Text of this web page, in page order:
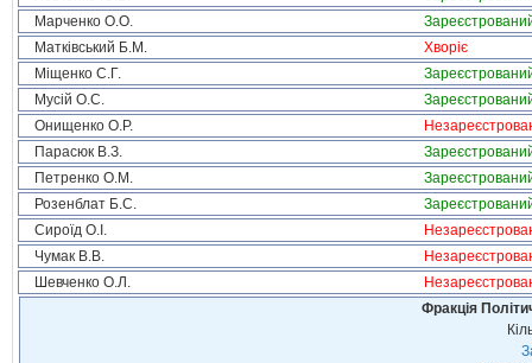
Марченко О.О.
Матківський Б.М.
Хворіє
Міщенко С.Г.
Мусій О.С.
Онищенко О.Р.
Парасюк В.З.
Петренко О.М.
Розенблат Б.С.
Сироїд О.І.
Чумак В.В.
Шевченко О.Л.
Фракція